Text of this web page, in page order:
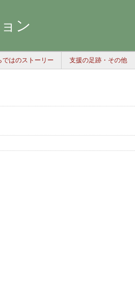
ン
ではのストーリー 支援の足跡・その他